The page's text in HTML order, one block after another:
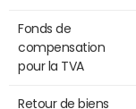
Fonds de
compensation
pour la TVA
Retour de biens